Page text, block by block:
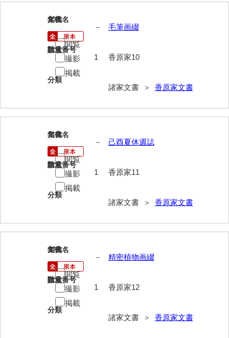
小田家文書（柳井市和田）
小田家文書（山口市下小鯖）
小野家文書
影山家文書
梶山家文書
鍛冶利吉文書
片岡トミ子自作農地木札
堅田家文書（一般郷土伝来）
堅田家文書（山口市）
片山家文書（阿東町）
片山家文書（下関市豊浦）
片山家文書（美和町）
月輪寺文書
勝間田家文書
10
文書名
毛筆画綴
請求番号
香原家10
分類
諸家文書 ＞ 香原家文書
年代
－
数量
1
閲覧
撮影
掲載
11
文書名
己酉夏休週誌
請求番号
香原家11
分類
諸家文書 ＞ 香原家文書
年代
－
数量
1
閲覧
撮影
掲載
12
文書名
精密植物画綴
請求番号
香原家12
分類
諸家文書 ＞ 香原家文書
年代
－
数量
1
閲覧
撮影
掲載